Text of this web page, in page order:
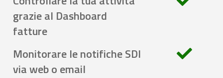
grazie al Dashboard
fatture
Monitorare le notifiche SDI
via web o email